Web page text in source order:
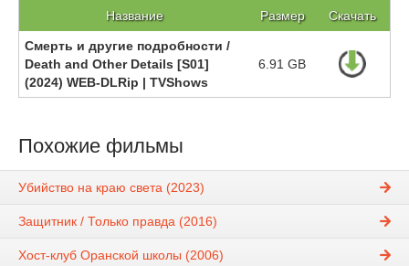
Название Размер Скачать
Смерть и другие подробности /
Death and Other Details [S01]
(2024) WEB-DLRip | TVShows
6.91 GB
Похожие фильмы
Убийство на краю света (2023)
Защитник / Только правда (2016)
Хост-клуб Оранской школы (2006)